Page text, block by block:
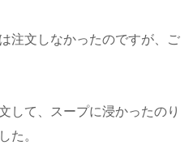
注文しなかったのですが、ご
して、スープに浸かったのり
た。